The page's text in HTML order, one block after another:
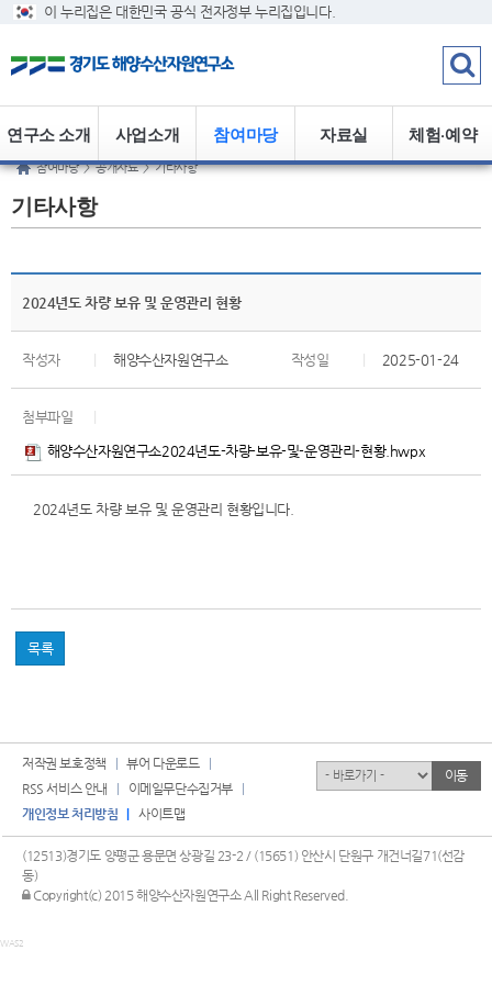
이 누리집은 대한민국 공식 전자정부 누리집입니다.
체험·예약
자료실
참여마당
사업소개
연구소 소개
참여마당 > 공개자료 > 기타사항
기타사항
2024년도 차량 보유 및 운영관리 현황
작성자 해양수산자원연구소 작성일 2025-01-24
첨부파일
해양수산자원연구소2024년도-차량-보유-및-운영관리-현황.hwpx
2024년도 차량 보유 및 운영관리 현황입니다.
목록
저작권 보호정책
뷰어 다운로드
RSS 서비스 안내
이메일무단수집거부
개인정보 처리방침
사이트맵
(12513)경기도 양평군 용문면 상광길 23-2 / (15651) 안산시 단원구 개건너길71(선감
동)
관리자 로그인
Copyright(c) 2015 해양수산자원연구소 All Right Reserved.
유관기관 이동
WAS2